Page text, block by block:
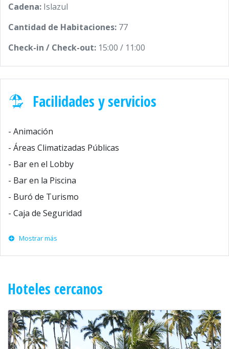
Cadena: Islazul
Cantidad de Habitaciones: 77
Check-in / Check-out: 15:00 / 11:00
Facilidades y servicios
- Animación
- Áreas Climatizadas Públicas
- Bar en el Lobby
- Bar en la Piscina
- Buró de Turismo
- Caja de Seguridad
Mostrar más
Hoteles cercanos